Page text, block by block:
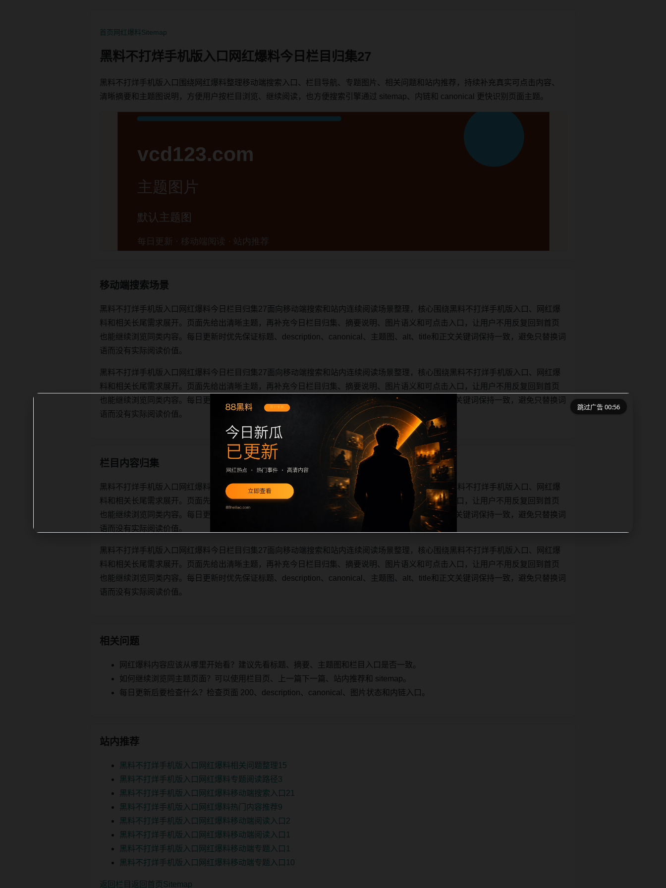
首页网红爆料Sitemap
黑料不打烊手机版入口网红爆料今日栏目归集27
黑料不打烊手机版入口围绕网红爆料整理移动端搜索入口、栏目导航、专题图片、相关问题和站内推荐，持续补充真实可点击内容、
清晰摘要和主题图说明，方便用户按栏目浏览、继续阅读，也方便搜索引擎通过 sitemap、内链和 canonical 更快识别页面主题。
移动端搜索场景
黑料不打烊手机版入口网红爆料今日栏目归集27面向移动端搜索和站内连续阅读场景整理，核心围绕黑料不打烊手机版入口、网红爆
料和相关长尾需求展开。页面先给出清晰主题，再补充今日栏目归集、摘要说明、图片语义和可点击入口，让用户不用反复回到首页
也能继续浏览同类内容。每日更新时优先保证标题、description、canonical、主题图、alt、title和正文关键词保持一致，避免只替换词
语而没有实际阅读价值。
黑料不打烊手机版入口网红爆料今日栏目归集27面向移动端搜索和站内连续阅读场景整理，核心围绕黑料不打烊手机版入口、网红爆
料和相关长尾需求展开。页面先给出清晰主题，再补充今日栏目归集、摘要说明、图片语义和可点击入口，让用户不用反复回到首页
也能继续浏览同类内容。每日更新时优先保证标题、description、canonical、主题图、alt、title和正文关键词保持一致，避免只替换词
语而没有实际阅读价值。
栏目内容归集
黑料不打烊手机版入口网红爆料今日栏目归集27面向移动端搜索和站内连续阅读场景整理，核心围绕黑料不打烊手机版入口、网红爆
料和相关长尾需求展开。页面先给出清晰主题，再补充今日栏目归集、摘要说明、图片语义和可点击入口，让用户不用反复回到首页
也能继续浏览同类内容。每日更新时优先保证标题、description、canonical、主题图、alt、title和正文关键词保持一致，避免只替换词
语而没有实际阅读价值。
黑料不打烊手机版入口网红爆料今日栏目归集27面向移动端搜索和站内连续阅读场景整理，核心围绕黑料不打烊手机版入口、网红爆
料和相关长尾需求展开。页面先给出清晰主题，再补充今日栏目归集、摘要说明、图片语义和可点击入口，让用户不用反复回到首页
也能继续浏览同类内容。每日更新时优先保证标题、description、canonical、主题图、alt、title和正文关键词保持一致，避免只替换词
语而没有实际阅读价值。
相关问题
网红爆料内容应该从哪里开始看？建议先看标题、摘要、主题图和栏目入口是否一致。
如何继续浏览同主题页面？可以使用栏目页、上一篇下一篇、站内推荐和 sitemap。
每日更新后要检查什么？检查页面 200、description、canonical、图片状态和内链入口。
站内推荐
黑料不打烊手机版入口网红爆料相关问题整理15
黑料不打烊手机版入口网红爆料专题阅读路径3
黑料不打烊手机版入口网红爆料移动端搜索入口21
黑料不打烊手机版入口网红爆料热门内容推荐9
黑料不打烊手机版入口网红爆料移动端阅读入口2
黑料不打烊手机版入口网红爆料移动端阅读入口1
黑料不打烊手机版入口网红爆料移动端专题入口1
黑料不打烊手机版入口网红爆料移动端专题入口10
返回栏目 返回首页 Sitemap
跳过广告 00:55